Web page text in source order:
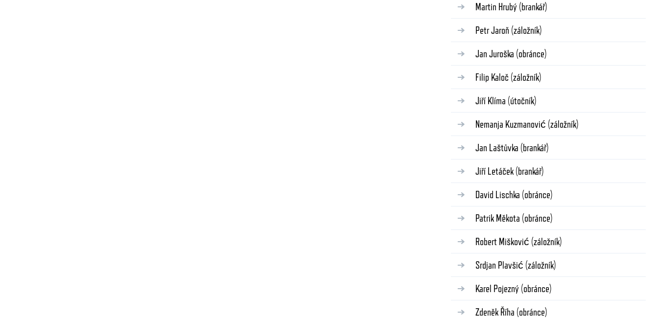
Martin Hrubý (brankář)
Petr Jaroň (záložník)
Jan Juroška (obránce)
Filip Kaloč (záložník)
Jiří Klíma (útočník)
Nemanja Kuzmanović (záložník)
Jan Laštůvka (brankář)
Jiří Letáček (brankář)
David Lischka (obránce)
Patrik Měkota (obránce)
Robert Mišković (záložník)
Srdjan Plavšić (záložník)
Karel Pojezný (obránce)
Zdeněk Říha (obránce)